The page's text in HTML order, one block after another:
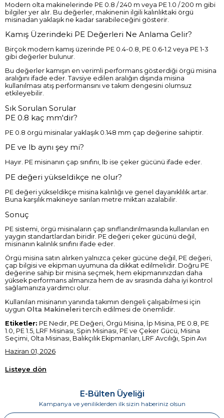
Modern olta makinelerinde PE 0.8 / 240 m veya PE 1.0 / 200 m gibi
bilgiler yer alır. Bu değerler, makinenin ilgili kalınlıktaki örgü
misinadan yaklaşık ne kadar sarabileceğini gösterir.
Kamış Üzerindeki PE Değerleri Ne Anlama Gelir?
Birçok modern kamış üzerinde PE 0.4-0.8, PE 0.6-1.2 veya PE 1-3
gibi değerler bulunur.
Bu değerler kamışın en verimli performans gösterdiği örgü misina
aralığını ifade eder. Tavsiye edilen aralığın dışında misina
kullanılması atış performansını ve takım dengesini olumsuz
etkileyebilir.
Sık Sorulan Sorular
PE 0.8 kaç mm'dir?
PE 0.8 örgü misinalar yaklaşık 0.148 mm çap değerine sahiptir.
PE ve lb aynı şey mi?
Hayır. PE misinanın çap sınıfını, lb ise çeker gücünü ifade eder.
PE değeri yükseldikçe ne olur?
PE değeri yükseldikçe misina kalınlığı ve genel dayanıklılık artar.
Buna karşılık makineye sarılan metre miktarı azalabilir.
Sonuç
PE sistemi, örgü misinaların çap sınıflandırılmasında kullanılan en
yaygın standartlardan biridir. PE değeri çeker gücünü değil,
misinanın kalınlık sınıfını ifade eder.
Örgü misina satın alırken yalnızca çeker gücüne değil, PE değeri,
çap bilgisi ve ekipman uyumuna da dikkat edilmelidir. Doğru PE
değerine sahip bir misina seçmek, hem ekipmanınızdan daha
yüksek performans almanıza hem de av sırasında daha iyi kontrol
sağlamanıza yardımcı olur.
Kullanılan misinanın yanında takımın dengeli çalışabilmesi için
uygun Olta Makineleri tercih edilmesi de önemlidir.
Etiketler: PE Nedir, PE Değeri, Örgü Misina, İp Misina, PE 0.8, PE
1.0, PE 1.5, LRF Misinası, Spin Misinası, PE ve Çeker Gücü, Misina
Seçimi, Olta Misinası, Balıkçılık Ekipmanları, LRF Avcılığı, Spin Avı
Haziran 01, 2026
Listeye dön
E-Bülten Üyeliği
Kampanya ve yeniliklerden ilk sizin haberiniz olsun